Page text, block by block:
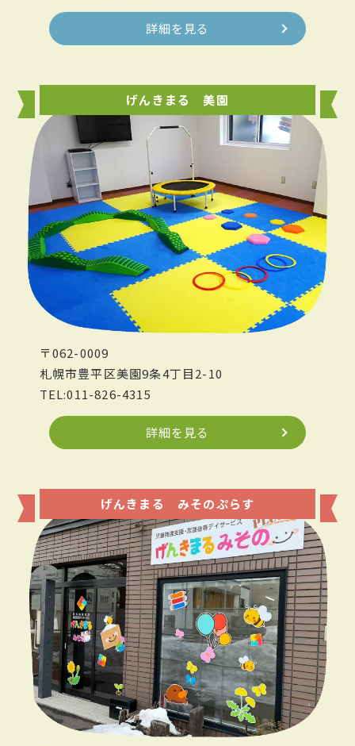
詳細を見る
げんきまる 美園
〒062-0009
札幌市豊平区美園9条4丁目2-10
TEL:011-826-4315
詳細を見る
げんきまる みそのぷらす